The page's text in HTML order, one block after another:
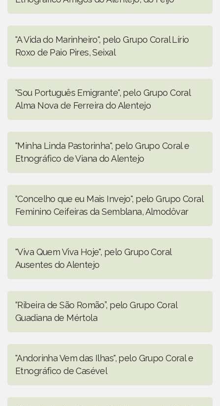
"A Vida do Marinheiro", pelo Grupo Coral Lírio
Roxo de Paio Pires, Seixal
"Sou Português Emigrante", pelo Grupo Coral
Alma Nova de Ferreira do Alentejo
"Minha Linda Pastorinha", pelo Grupo Coral e
Etnográfico de Viana do Alentejo
"Concelho que eu Mais Invejo", pelo Grupo Coral
Feminino Ceifeiras da Semblana, Almodôvar
"Viva Quem Viva Hoje", pelo Grupo Coral
Ausentes do Alentejo
“Ribeira de São Romão”, pelo Grupo Coral
Guadiana de Mértola
"Andorinha Vem das Ilhas", pelo Grupo Coral e
Etnográfico de Casével